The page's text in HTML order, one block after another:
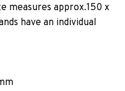
measures approx.150 x
have an individual